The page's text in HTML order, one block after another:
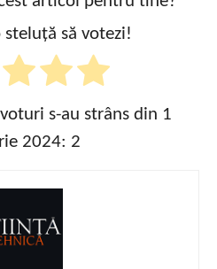
steluță să votezi!
s-au strâns din 1
2024: 2